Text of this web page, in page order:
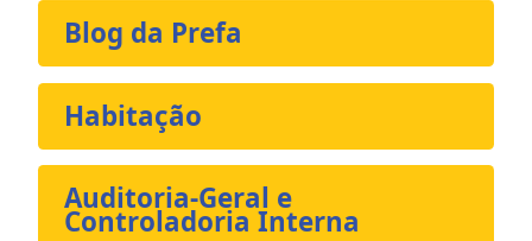
Blog da Prefa
Habitação
Auditoria-Geral e
Controladoria Interna